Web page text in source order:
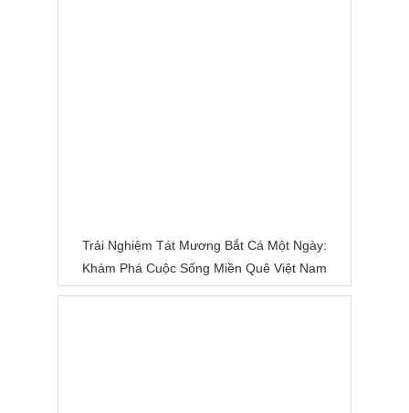
Trải Nghiệm Tát Mương Bắt Cá Một Ngày:
Khám Phá Cuộc Sống Miền Quê Việt Nam